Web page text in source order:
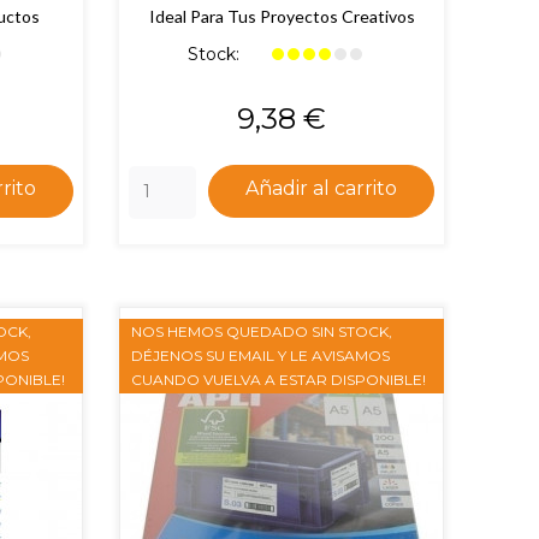
Ideal Para Tus Proyectos Creativos
Stock:
Precio
9,38 €
Añadir al carrito
NOS HEMOS QUEDADO SIN STOCK,
DÉJENOS SU EMAIL Y LE AVISAMOS
CUANDO VUELVA A ESTAR DISPONIBLE!